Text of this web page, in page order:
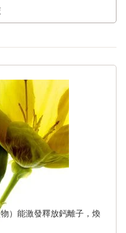
）能激發釋放鈣離子，煥